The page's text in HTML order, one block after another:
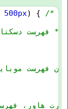
500px) {
/* فهرست دسکتاپ را پنهان می کنیم */